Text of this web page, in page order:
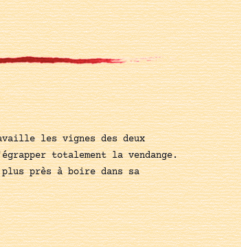
les vignes des deux
totalement la vendange.
près à boire dans sa